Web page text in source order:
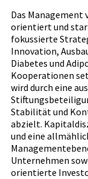
Das
orientiert und
fokussierte
Innovation,
Diabetes und
Kooperationen
wird durch eine
Stabilität und
abzielt.
und eine
Unternehmen
orientierte